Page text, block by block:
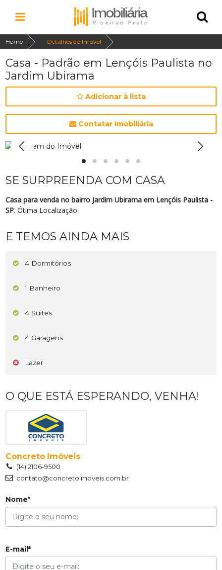
Home Detalhes do Imóvel
Casa - Padrão em Lençóis Paulista no
Jardim Ubirama
Adicionar à lista
Contatar Imobiliária
SE SURPREENDA COM CASA
Casa para venda no bairro Jardim Ubirama em Lençóis Paulista -
SP. Ótima Localização.
E TEMOS AINDA MAIS
4 Dormitórios
1 Banheiro
4 Suites
4 Garagens
Lazer
O QUE ESTÁ ESPERANDO, VENHA!
Concreto Imóveis
(14) 2106-9500
contato@concretoimoveis.com.br
Nome*
E-mail*